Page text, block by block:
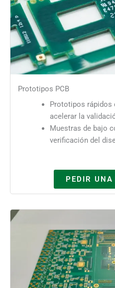
Prototipos PCB
Prototipos rápidos
acelerar la
Muestras de bajo
verificación del
PEDIR UNA